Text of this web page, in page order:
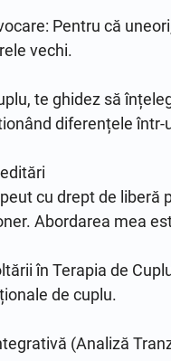
Pentru că
vechi.
te ghidez să
diferențele
cu drept de liberă
Abordarea mea
în Terapia de
de cuplu.
(Analiză